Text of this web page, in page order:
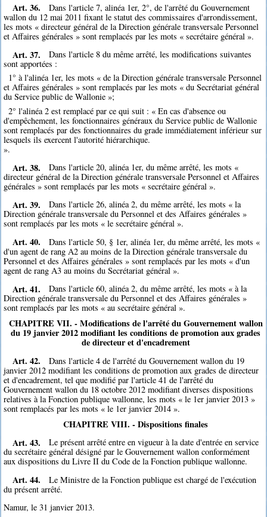
Art. 36.
Dans l'article 7, alinéa 1er, 2°, de l'arrêté du Gouvernement
wallon du 12 mai 2011 fixant le statut des commissaires d'arrondissement,
les mots « directeur général de la Direction générale transversale Personnel
et Affaires générales » sont remplacés par les mots « secrétaire général ».
Art. 37.
Dans l'article 8 du même arrêté, les modifications suivantes
sont apportées :
1° à l'alinéa 1er, les mots « de la Direction générale transversale Personnel
et Affaires générales » sont remplacés par les mots « du Secrétariat général
du Service public de Wallonie »;
2° l'alinéa 2 est remplacé par ce qui suit : « En cas d'absence ou
d'empêchement, les fonctionnaires généraux du Service public de Wallonie
sont remplacés par des fonctionnaires du grade immédiatement inférieur sur
lesquels ils exercent l'autorité hiérarchique.
».
Art. 38.
Dans l'article 20, alinéa 1er, du même arrêté, les mots «
directeur général de la Direction générale transversale Personnel et Affaires
générales » sont remplacés par les mots « secrétaire général ».
Art. 39.
Dans l'article 26, alinéa 2, du même arrêté, les mots « la
Direction générale transversale du Personnel et des Affaires générales »
sont remplacés par les mots « le secrétaire général ».
Art. 40.
Dans l'article 50, § 1er, alinéa 1er, du même arrêté, les mots «
d'un agent de rang A2 au moins de la Direction générale transversale du
Personnel et des Affaires générales » sont remplacés par les mots « d'un
agent de rang A3 au moins du Secrétariat général ».
Art. 41.
Dans l'article 60, alinéa 2, du même arrêté, les mots « à la
Direction générale transversale du Personnel et des Affaires générales »
sont remplacés par les mots « au secrétaire général ».
CHAPITRE VII. - Modifications de l'arrêté du Gouvernement wallon
du 19 janvier 2012 modifiant les conditions de promotion aux grades
de directeur et d'encadrement
Art. 42.
Dans l'article 4 de l'arrêté du Gouvernement wallon du 19
janvier 2012 modifiant les conditions de promotion aux grades de directeur
et d'encadrement, tel que modifié par l'article 41 de l'arrêté du
Gouvernement wallon du 18 octobre 2012 modifiant diverses dispositions
relatives à la Fonction publique wallonne, les mots « le 1er janvier 2013 »
sont remplacés par les mots « le 1er janvier 2014 ».
CHAPITRE VIII. - Dispositions finales
Art. 43.
Le présent arrêté entre en vigueur à la date d'entrée en service
du secrétaire général désigné par le Gouvernement wallon conformément
aux dispositions du Livre II du Code de la Fonction publique wallonne.
Art. 44.
Le Ministre de la Fonction publique est chargé de l'exécution
du présent arrêté.
Namur, le 31 janvier 2013.